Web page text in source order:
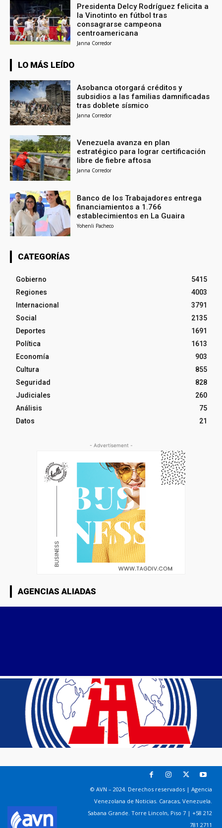
Presidenta Delcy Rodríguez felicita a
la Vinotinto en fútbol tras
consagrarse campeona
centroamericana
Janna Corredor
LO MÁS LEÍDO
Asobanca otorgará créditos y
subsidios a las familias damnificadas
tras doblete sísmico
Janna Corredor
Venezuela avanza en plan
estratégico para lograr certificación
libre de fiebre aftosa
Janna Corredor
Banco de los Trabajadores entrega
financiamientos a 1.766
establecimientos en La Guaira
Yohenli Pacheco
CATEGORÍAS
Gobierno
5415
Regiones
4003
Internacional
3791
Social
2135
Deportes
1691
Política
1613
Economía
903
Cultura
855
Seguridad
828
Judiciales
260
Análisis
75
Datos
21
- Advertisement -
AGENCIAS ALIADAS
© AVN – 2024. Derechos reservados | Agencia
Venezolana de Noticias. Caracas, Venezuela.
Sabana Grande. Torre Lincoln, Piso 7 | +58 212
781 2711